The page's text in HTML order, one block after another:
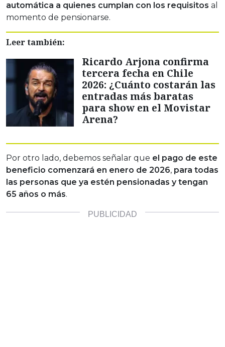
automática a quienes cumplan con los requisitos al
momento de pensionarse.
Leer también:
Ricardo Arjona confirma
tercera fecha en Chile
2026: ¿Cuánto costarán las
entradas más baratas
para show en el Movistar
Arena?
Por otro lado, debemos señalar que el pago de este
beneficio comenzará en enero de 2026, para todas
las personas que ya estén pensionadas y tengan
65 años o más.